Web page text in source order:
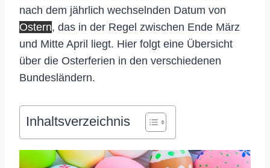
nach dem jährlich wechselnden Datum von
Ostern, das in der Regel zwischen Ende März
und Mitte April liegt. Hier folgt eine Übersicht
über die Osterferien in den verschiedenen
Bundesländern.
Inhaltsverzeichnis